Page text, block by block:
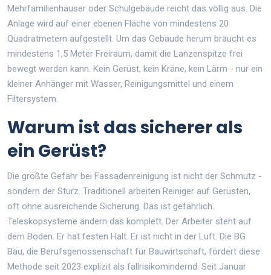
Mehrfamilienhäuser oder Schulgebäude reicht das völlig aus. Die
Anlage wird auf einer ebenen Fläche von mindestens 20
Quadratmetern aufgestellt. Um das Gebäude herum braucht es
mindestens 1,5 Meter Freiraum, damit die Lanzenspitze frei
bewegt werden kann. Kein Gerüst, kein Kräne, kein Lärm - nur ein
kleiner Anhänger mit Wasser, Reinigungsmittel und einem
Filtersystem.
Warum ist das sicherer als
ein Gerüst?
Die größte Gefahr bei Fassadenreinigung ist nicht der Schmutz -
sondern der Sturz. Traditionell arbeiten Reiniger auf Gerüsten,
oft ohne ausreichende Sicherung. Das ist gefährlich.
Teleskopsysteme ändern das komplett. Der Arbeiter steht auf
dem Boden. Er hat festen Halt. Er ist nicht in der Luft. Die BG
Bau, die Berufsgenossenschaft für Bauwirtschaft, fördert diese
Methode seit 2023 explizit als fallrisikomindernd. Seit Januar